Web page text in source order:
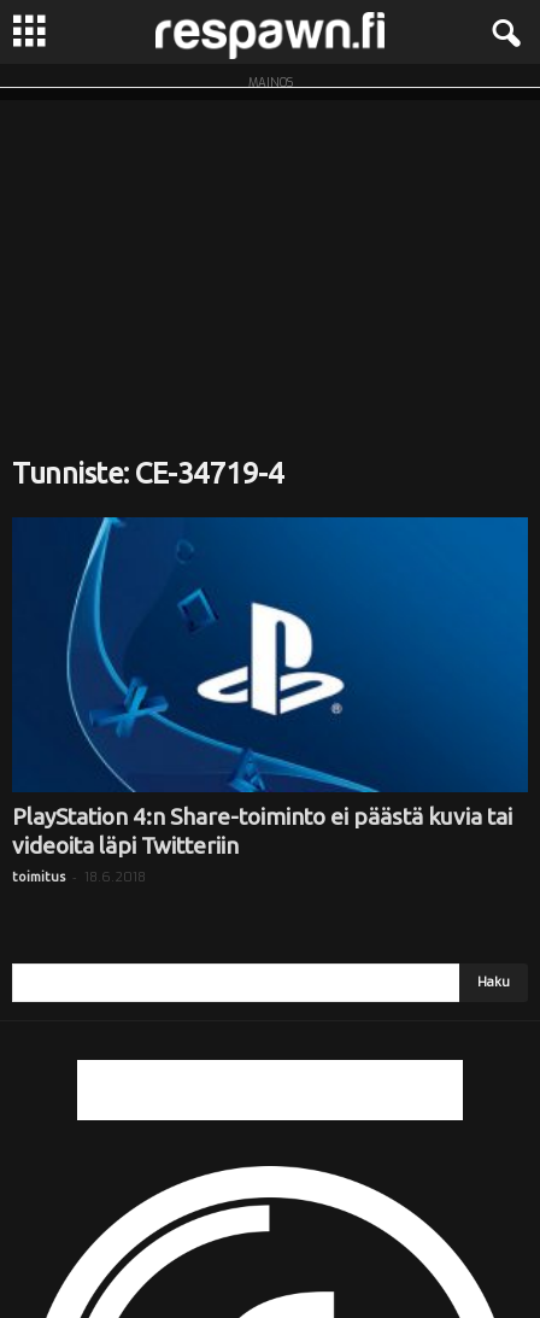
R
MAINOS
Tunniste: CE-34719-4
PlayStation 4:n Share-toiminto ei päästä kuvia tai
videoita läpi Twitteriin
toimitus - 18.6.2018